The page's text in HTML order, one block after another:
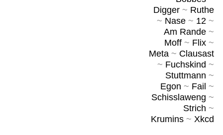
Digger~ Ruthe
~ Nase~ 12~
Am Rande~
Moff~ Flix~
Meta~ Clausast
~ Fuchskind ~
Stuttmann ~
Egon ~ Fail ~
Schisslaweng ~
Strich ~
Krumins~ Xkcd